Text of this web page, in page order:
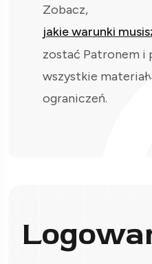
Zobacz,
jakie warunki
zostać Patronem i
wszystkie materiały
ograniczeń.